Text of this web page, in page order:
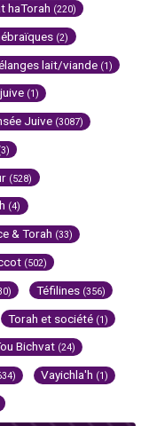
haTorah (220)
(2)
lait/viande (1)
(1)
Juive (3087)
(528)
(4)
& Torah (33)
(502)
Téfilines (356)
Torah et société (1)
Bichvat (24)
Vayichla'h (1)